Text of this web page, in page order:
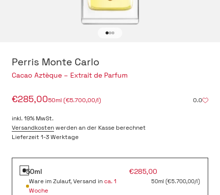
Perris Monte Carlo
-
Cacao Aztèque – Extrait de Parfum
Angebot
€285,0050ml (€5.700,00/l) 0.0
inkl. 19% MwSt.
Versandkostenwerden an der Kasse berechnet
Lieferzeit 1-3 Werktage
50ml
Ware im Zulauf, Versand inca. 1
Woche
Angebot
€285,00
50ml (€5.700,00/l)